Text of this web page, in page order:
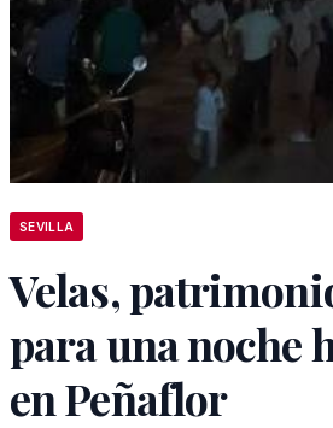
SEVILLA
Velas,
para una noche
en Peñaflor